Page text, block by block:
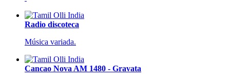
Radio discoteca
Música variada.
Cancao Nova AM 1480 - Gravata